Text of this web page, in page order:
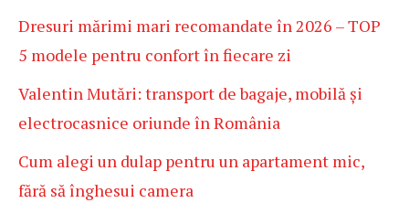
Dresuri mărimi mari recomandate în 2026 – TOP
5 modele pentru confort în fiecare zi
Valentin Mutări: transport de bagaje, mobilă și
electrocasnice oriunde în România
Cum alegi un dulap pentru un apartament mic,
fără să înghesui camera